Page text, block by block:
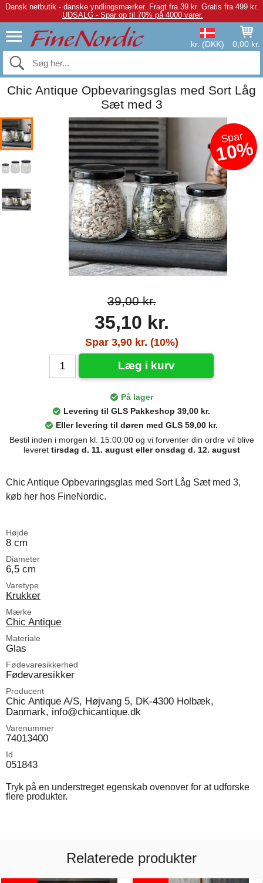
Dansk netbutik - danske yndlingsmærker. Fragt fra 39 kr. Gratis fra 499 kr.
UDSALG - Spar op til 70% på 4000 varer.
kr. (DKK) 0,00 kr.
Chic Antique Opbevaringsglas med Sort Låg
Sæt med 3
Spar
10%
39,00 kr.
35,10 kr.
Spar 3,90 kr. (10%)
Læg i kurv
På lager
Levering til GLS Pakkeshop 39,00 kr.
Eller levering til døren med GLS 59,00 kr.
Bestil inden i morgen kl. 15:00:00 og vi forventer din ordre vil blive
leveret tirsdag d. 11. august eller onsdag d. 12. august
Chic Antique Opbevaringsglas med Sort Låg Sæt med 3,
køb her hos FineNordic.
Højde
8 cm
Diameter
6,5 cm
Varetype
Krukker
Mærke
Chic Antique
Materiale
Glas
Fødevaresikkerhed
Fødevaresikker
Producent
Chic Antique A/S, Højvang 5, DK-4300 Holbæk,
Danmark, info@chicantique.dk
Varenummer
74013400
Id
051843
Tryk på en understreget egenskab ovenover for at udforske
flere produkter.
Relaterede produkter